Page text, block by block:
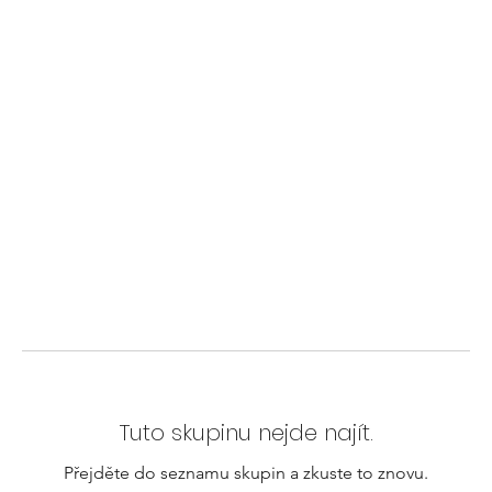
Tuto skupinu nejde najít.
Přejděte do seznamu skupin a zkuste to znovu.